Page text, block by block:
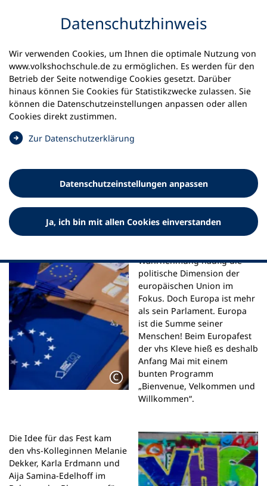
Datenschutz­hinweis
Wir verwenden Cookies, um Ihnen die optimale Nutzung von
www.volkshochschule.de zu ermöglichen. Es werden für den
Betrieb der Seite notwendige Cookies gesetzt. Darüber
hinaus können Sie Cookies für Statistikzwecke zulassen. Sie
können die Datenschutz­einstellungen anpassen oder allen
Cookies direkt zustimmen.
Zur Datenschutz­erklärung
i
Datenschutz­einstellungen anpassen
Ja, ich bin mit allen Cookies einverstanden
#zukunftsort_vhs: Lernen auf dem Land
vhs als Ort der Demokratie
Europäische Vielfalt feiern
Europäische Vielfalt feiern
vhs Kleve lädt zum Europafest
Vor den Europawahlen steht
Wahrnehmung häufig die
politische Dimension der
europäischen Union im
Fokus. Doch Europa ist mehr
als sein Parlament. Europa
ist die Summe seiner
Menschen! Beim Europafest
der vhs Kleve hieß es deshalb
Anfang Mai mit einem
bunten Programm
„Bienvenue, Velkommen und
Willkommen“.
Die Idee für das Fest kam
den vhs-Kolleginnen Melanie
Dekker, Karla Erdmann und
Aija Samina-Edelhoff im